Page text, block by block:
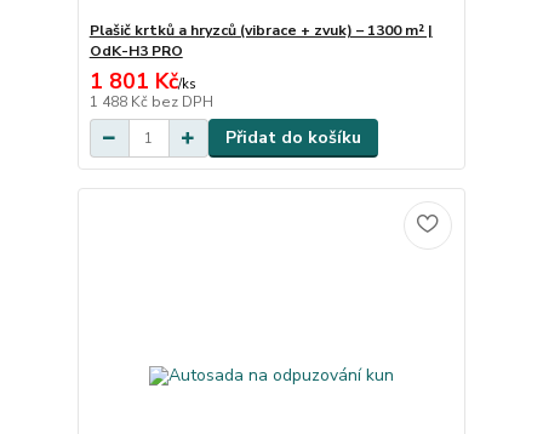
Plašič krtků a hryzců (vibrace + zvuk) – 1300 m² |
OdK-H3 PRO
1 801 Kč/ks
1 488 Kč bez DPH
Přidat do košíku